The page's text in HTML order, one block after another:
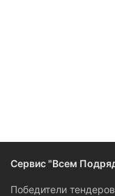
Сервис "Всем
Победители тендеров